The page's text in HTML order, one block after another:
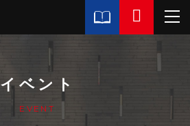
イベント
EVENT